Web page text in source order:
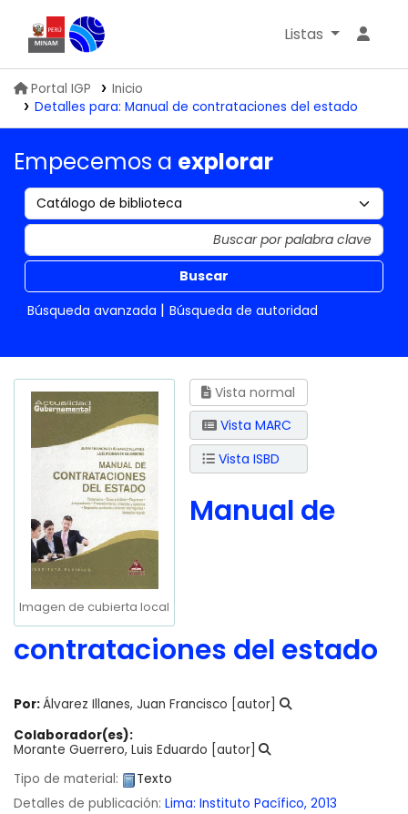
Biblioteca IGP
Listas
Portal IGP
Inicio
Detalles para: Manual de contrataciones del estado
Empecemos a explorar
Buscar
Búsqueda avanzada
Búsqueda de autoridad
Imagen de cubierta local
Vista normal
Vista MARC
Vista ISBD
Manual de
contrataciones del estado
Por:Álvarez Illanes, Juan Francisco [autor]
Colaborador(es):
Morante Guerrero, Luis Eduardo [autor]
Tipo de material:
Texto
Detalles de publicación: Lima: Instituto Pacífico, 2013